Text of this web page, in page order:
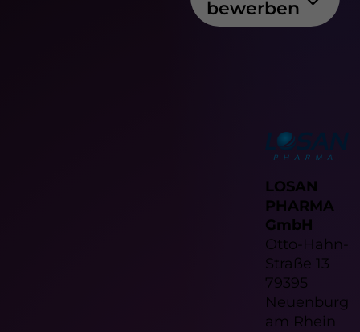
bewerben
LOSAN
PHARMA
GmbH
Otto-Hahn-
Straße 13
79395
Neuenburg
am Rhein